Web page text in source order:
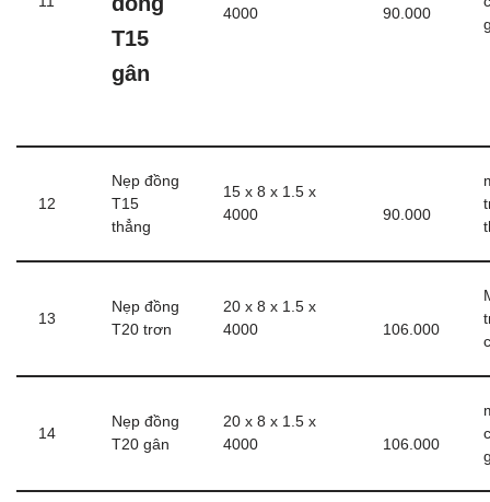
T15
gân
4000 90.000
12
Nẹp đồng
T15
thẳng
15 x 8 x 1.5 x
4000
90.000
13
Nẹp đồng
T20 trơn
20 x 8 x 1.5 x
4000
106.000
14
Nẹp đồng
T20 gân
20 x 8 x 1.5 x
4000
106.000